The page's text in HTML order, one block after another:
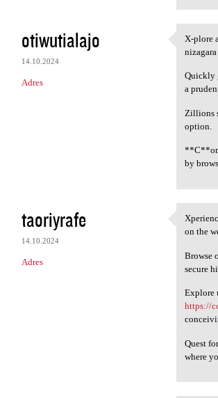
otiwutialajo
14.10.2024
Adres
X-
X-plore
Quickly
a
Zillions
option.
by
taoriyrafe
14.10.2024
Adres
on the
Browse
secure
Explore
https://
Quest
where